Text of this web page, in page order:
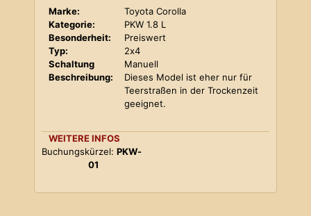
Marke:
Toyota Corolla
Kategorie:
PKW 1.8 L
Besonderheit:
Preiswert
Typ:
2x4
Schaltung
Manuell
Beschreibung:
Dieses Model ist eher nur für
Teerstraßen in der Trockenzeit
geeignet.
WEITERE INFOS
Buchungskürzel: PKW-
01